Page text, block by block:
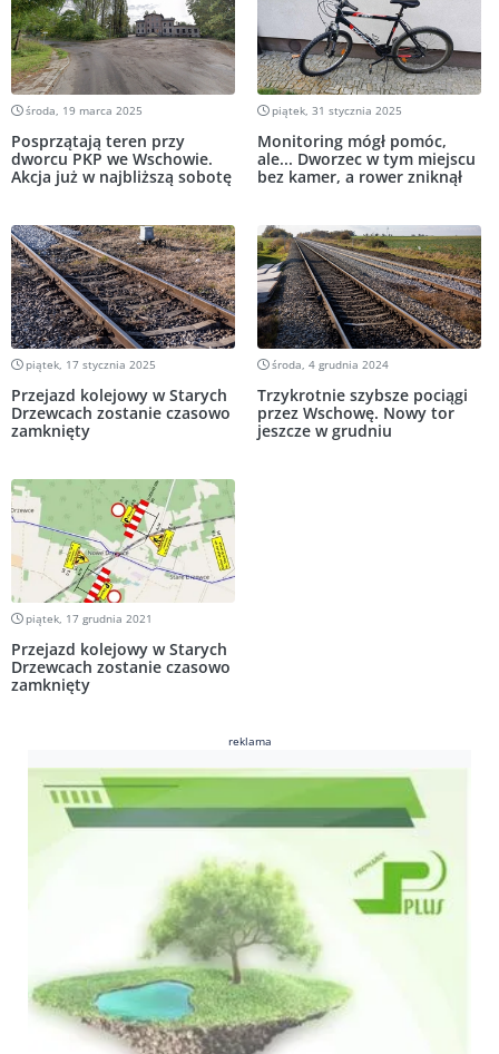
środa, 19 marca 2025
Posprzątają teren przy
dworcu PKP we Wschowie.
Akcja już w najbliższą sobotę
piątek, 31 stycznia 2025
Monitoring mógł pomóc,
ale... Dworzec w tym miejscu
bez kamer, a rower zniknął
piątek, 17 stycznia 2025
Przejazd kolejowy w Starych
Drzewcach zostanie czasowo
zamknięty
środa, 4 grudnia 2024
Trzykrotnie szybsze pociągi
przez Wschowę. Nowy tor
jeszcze w grudniu
piątek, 17 grudnia 2021
Przejazd kolejowy w Starych
Drzewcach zostanie czasowo
zamknięty
reklama